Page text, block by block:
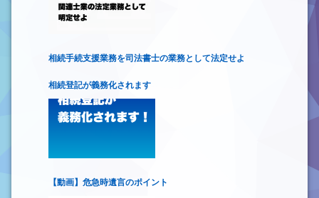
相続手続支援業務を司法書士の業務として法定せよ
相続登記が義務化されます
【動画】危急時遺言のポイント